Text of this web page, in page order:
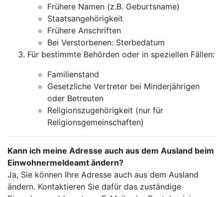
Frühere Namen (z.B. Geburtsname)
Staatsangehörigkeit
Frühere Anschriften
Bei Verstorbenen: Sterbedatum
Für bestimmte Behörden oder in speziellen Fällen:
Familienstand
Gesetzliche Vertreter bei Minderjährigen
oder Betreuten
Religionszugehörigkeit (nur für
Religionsgemeinschaften)
Kann ich meine Adresse auch aus dem Ausland beim
Einwohnermeldeamt ändern?
Ja, Sie können Ihre Adresse auch aus dem Ausland
ändern. Kontaktieren Sie dafür das zuständige